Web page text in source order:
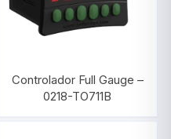
Controlador Full Gauge –
0218-TO711B